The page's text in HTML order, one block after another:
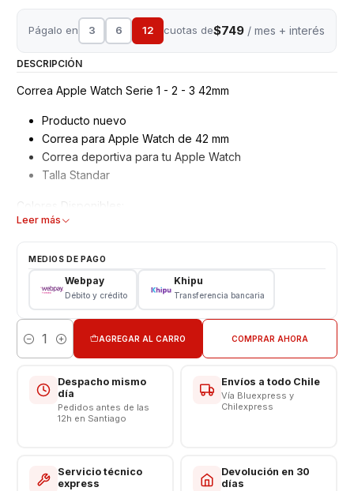
Págalo en 3 6 12 cuotas de$749 / mes + interés
DESCRIPCIÓN
Correa Apple Watch Serie 1 - 2 - 3 42mm
Producto nuevo
Correa para Apple Watch de 42 mm
Correa deportiva para tu Apple Watch
Talla Standar
Colores Disponibles:
AZUL CON BLANCO
NEGRO CON GRIS
Compatible con APPLE WATCH de Serie 1 - 2 y 3.
Somos VENTAS ELECTRONICAS
Leer más
MEDIOS DE PAGO
Webpay
Débito y crédito
Khipu
Transferencia bancaria
Cantidad
AGREGAR AL CARRO COMPRAR AHORA
Despacho mismo
día
Pedidos antes de las
12h en Santiago
Envíos a todo Chile
Vía Bluexpress y
Chilexpress
Servicio técnico
express
Devolución en 30
días